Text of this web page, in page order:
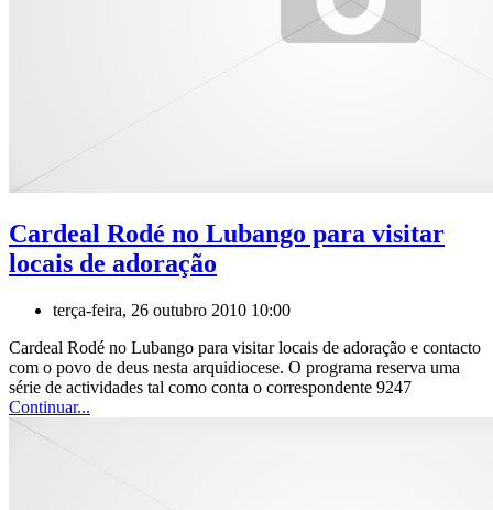
Cardeal Rodé no Lubango para visitar
locais de adoração
terça-feira, 26 outubro 2010 10:00
Cardeal Rodé no Lubango para visitar locais de adoração e contacto
com o povo de deus nesta arquidiocese. O programa reserva uma
série de actividades tal como conta o correspondente 9247
Continuar...